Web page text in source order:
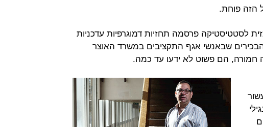
הזה פוחת.
פרסמה תחזיות דמוגרפיות עדכניות
מהבכירים שבאנשי אגף התקציבים במשרד האוצר
חמורה, הם פשוט לא ידעו עד כמה.